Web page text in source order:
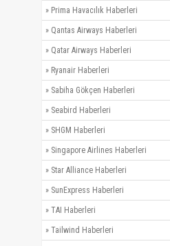
» Prima Havacılık Haberleri
» Qantas Airways Haberleri
» Qatar Airways Haberleri
» Ryanair Haberleri
» Sabiha Gökçen Haberleri
» Seabird Haberleri
» SHGM Haberleri
» Singapore Airlines Haberleri
» Star Alliance Haberleri
» SunExpress Haberleri
» TAI Haberleri
» Tailwind Haberleri